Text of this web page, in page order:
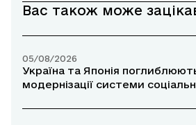
Вас також може
05/08/2026
Україна та Японія
модернізації системи